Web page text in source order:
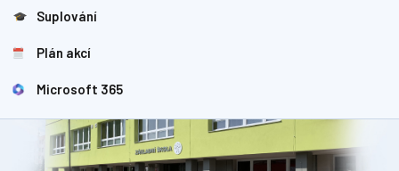
Suplování
Plán akcí
Microsoft 365